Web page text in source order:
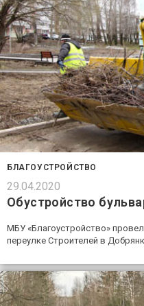
БЛАГОУСТРОЙСТВО
29.04.2020
Обустройство
МБУ «Благоустройство»
переулке Строителей в